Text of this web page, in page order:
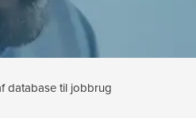
database til jobbrug